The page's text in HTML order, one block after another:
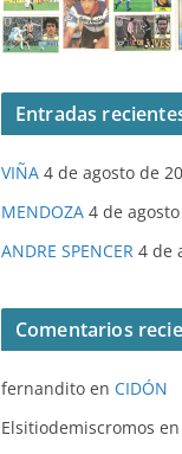
Entradas
VIÑA 4 de agosto de
MENDOZA 4 de
ANDRE SPENCER 4 de
Comentarios
fernandito en CIDÓN
Elsitiodemiscromos en